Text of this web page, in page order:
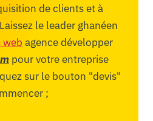
de clients et à
le leader ghanéen
web agence développer
pour votre entreprise
sur le bouton "devis"
;